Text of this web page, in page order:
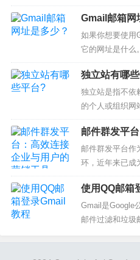
国家...
网站得到更多访
里，我们将为你
让你的独立站更
15shop有许多不
择的主题适合...
Gmail邮箱网
如果你想要使用
它的网址是什么
邮箱的网址，以
一起了解吧！1.
箱的网址是
il，只需在浏览
独立站有哪
独立站是指不依
的个人或组织网
下几种：
统，提供了丰富
求。Joomla：也
于构建复杂的网
pal：同样是一...
邮件群发平
销工具
邮件群发平台作
环，近年来已成
销解决方案。通
实现客户群体营
具备强大的数据
了解客户需求以
使用QQ邮箱
Gmail是Google
邮件过滤和垃圾